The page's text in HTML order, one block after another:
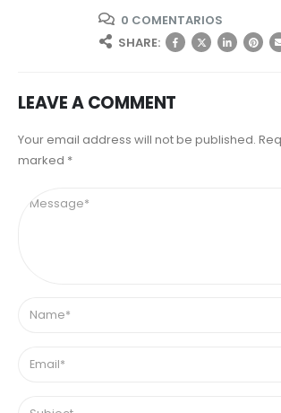
0 COMENTARIOS
SHARE:
LEAVE A COMMENT
Your email address will not be published.
marked *